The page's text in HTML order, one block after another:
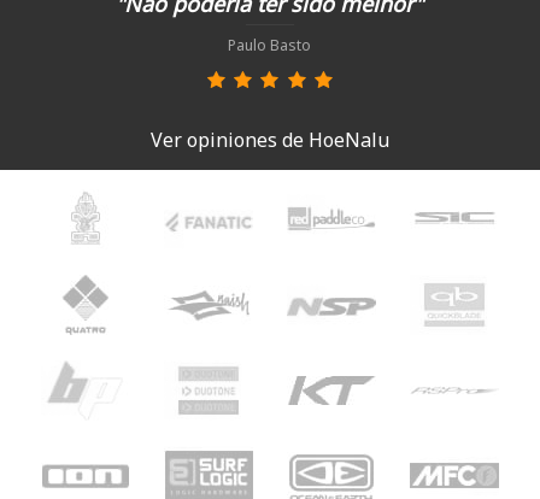
Paulo Basto
Ver opiniones de HoeNalu